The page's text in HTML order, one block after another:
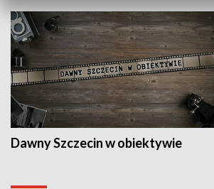
Dawny Szczecin w obiektywie